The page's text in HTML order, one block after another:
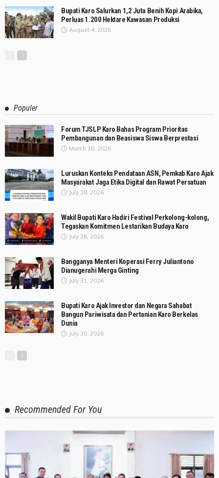
Bupati Karo Salurkan 1,2 Juta Benih Kopi Arabika,
Perluas 1.200 Hektare Kawasan Produksi
August 4, 2026
Populer
Forum TJSLP Karo Bahas Program Prioritas
Pembangunan dan Beasiswa Siswa Berprestasi
March 10, 2026
Luruskan Konteks Pendataan ASN, Pemkab Karo Ajak
Masyarakat Jaga Etika Digital dan Rawat Persatuan
July 28, 2026
Wakil Bupati Karo Hadiri Festival Perkolong-kolong,
Tegaskan Komitmen Lestarikan Budaya Karo
July 26, 2026
Bangganya Menteri Koperasi Ferry Juliantono
Dianugerahi Merga Ginting
July 31, 2026
Bupati Karo Ajak Investor dan Negara Sahabat
Bangun Pariwisata dan Pertanian Karo Berkelas
Dunia
July 30, 2026
Recommended For You